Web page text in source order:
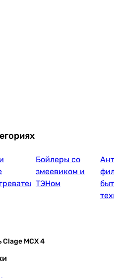
Бойлеры со
змеевиком и
ТЭНом
MCX 4